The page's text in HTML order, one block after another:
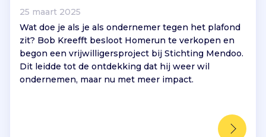
25 maart 2025
Wat doe je als je als ondernemer tegen het plafond
zit? Bob Kreefft besloot Homerun te verkopen en
begon een vrijwilligersproject bij Stichting Mendoo.
Dit leidde tot de ontdekking dat hij weer wil
ondernemen, maar nu met meer impact.